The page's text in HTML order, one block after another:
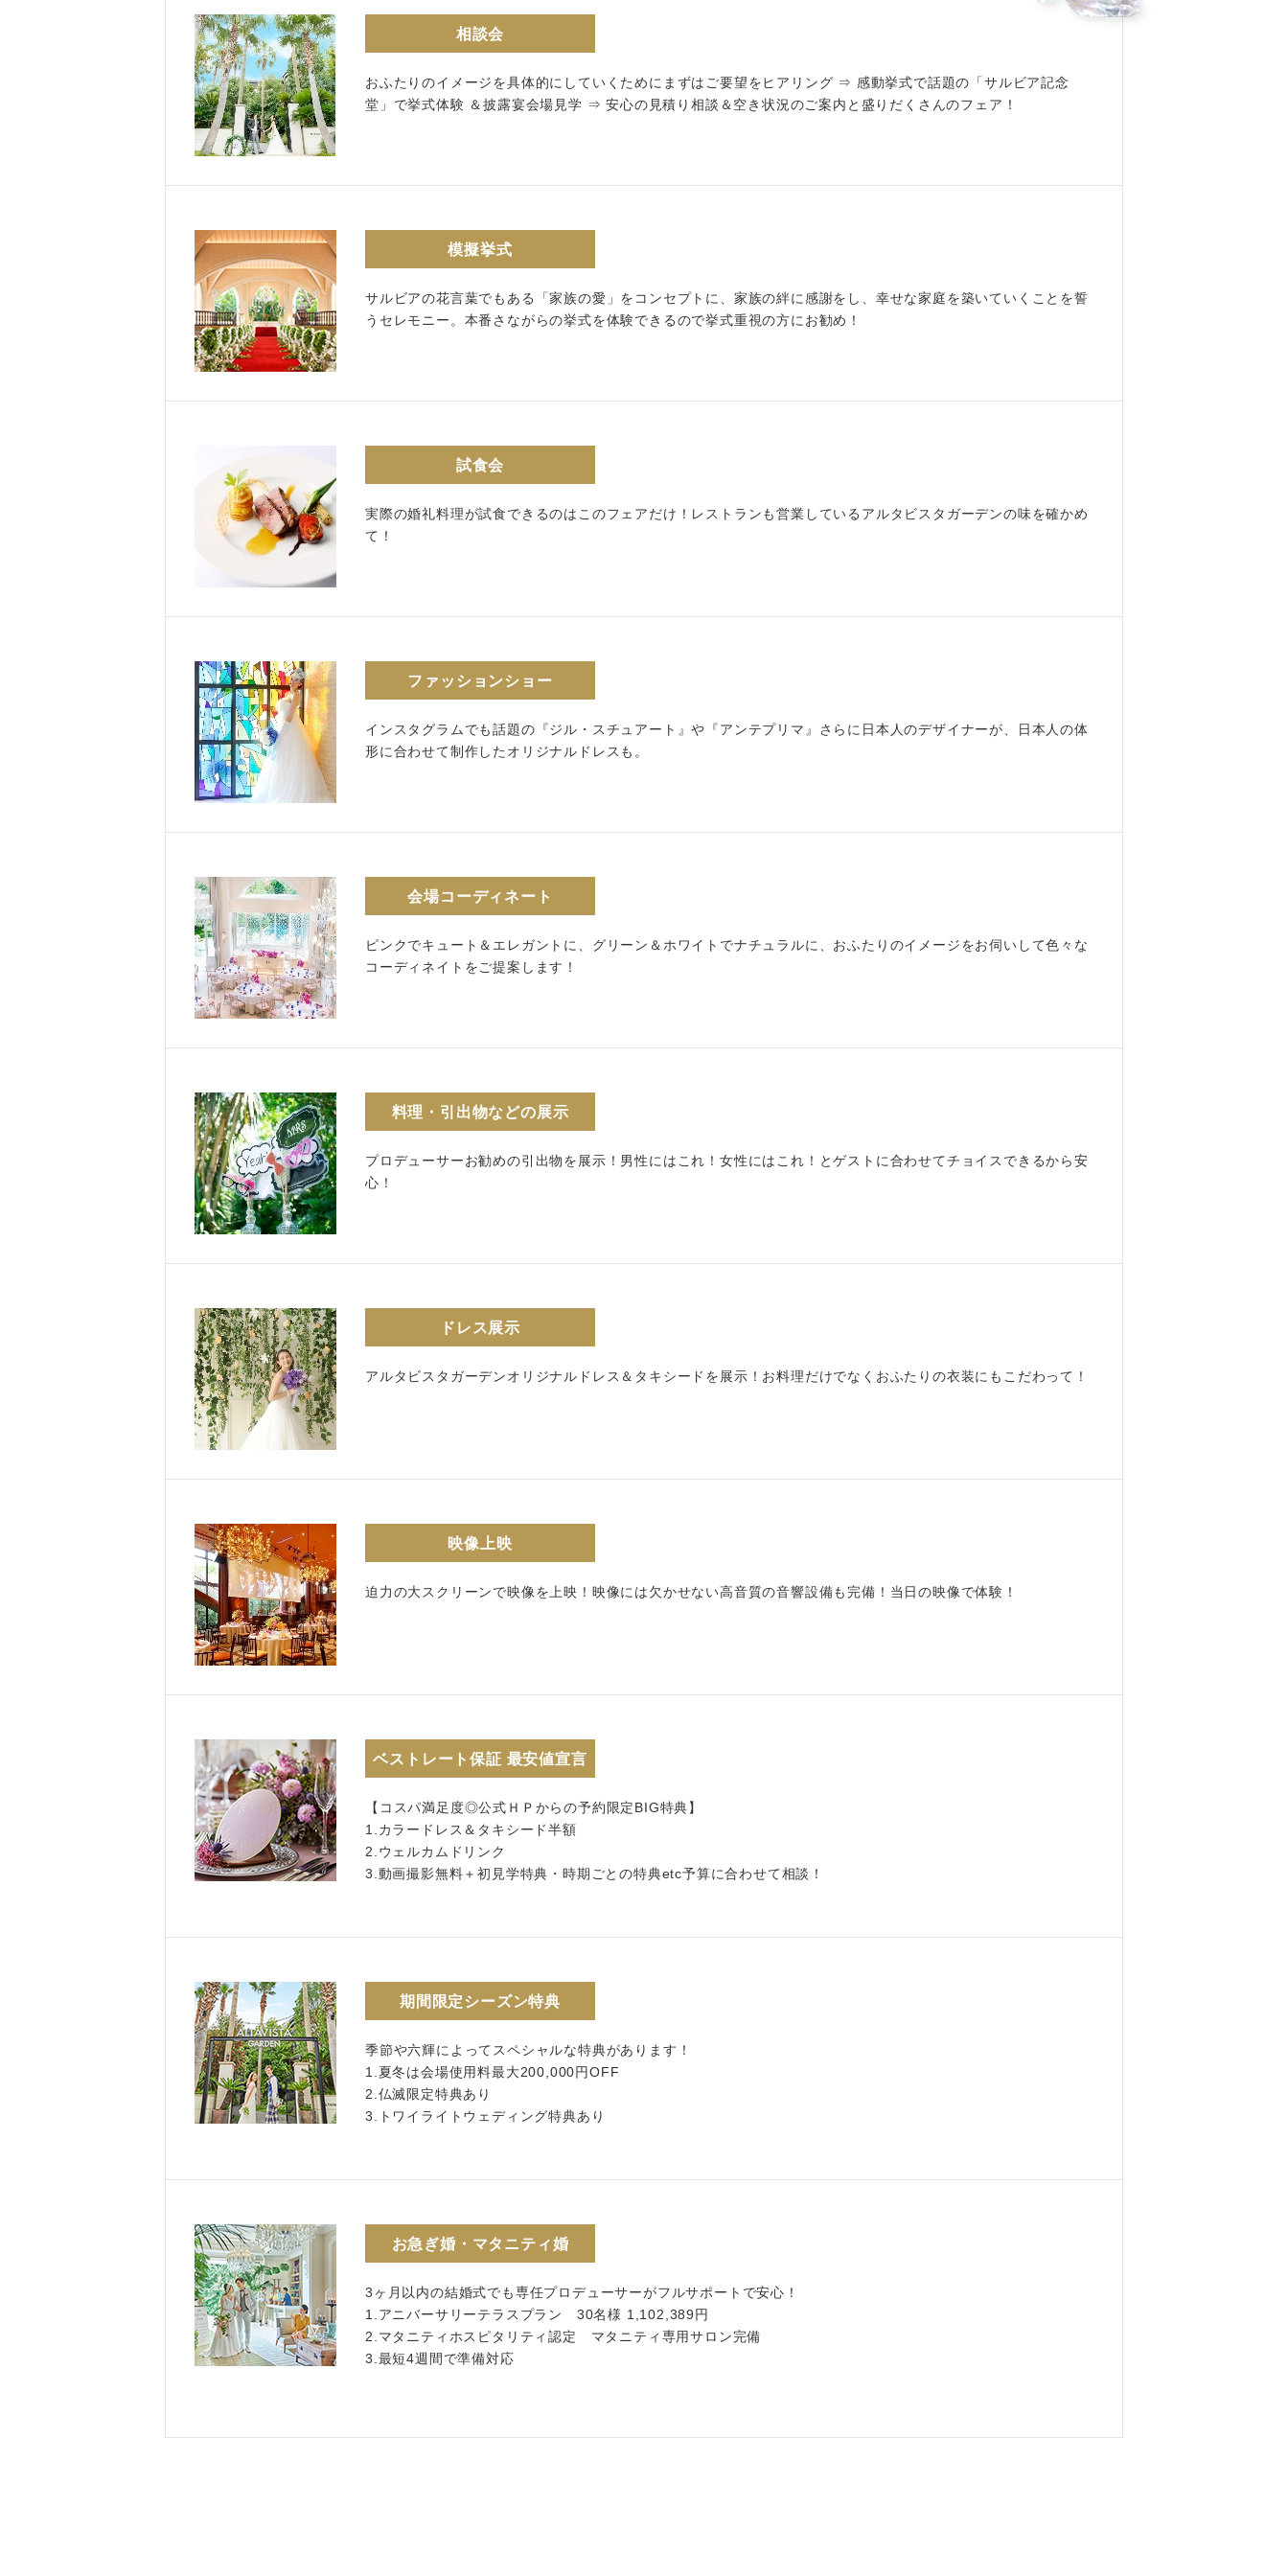
Facebook Wedding Restaurant Youtube
相談会
おふたりのイメージを具体的にしていくためにまずはご要望をヒアリング ⇒ 感動挙式で話題の「サルビア記念
堂」で挙式体験 ＆披露宴会場見学 ⇒ 安心の見積り相談＆空き状況のご案内と盛りだくさんのフェア！
模擬挙式
サルビアの花言葉でもある「家族の愛」をコンセプトに、家族の絆に感謝をし、幸せな家庭を築いていくことを誓
うセレモニー。本番さながらの挙式を体験できるので挙式重視の方にお勧め！
試食会
実際の婚礼料理が試食できるのはこのフェアだけ！レストランも営業しているアルタビスタガーデンの味を確かめ
て！
ファッションショー
インスタグラムでも話題の『ジル・スチュアート』や『アンテプリマ』さらに日本人のデザイナーが、日本人の体
形に合わせて制作したオリジナルドレスも。
会場コーディネート
ピンクでキュート＆エレガントに、グリーン＆ホワイトでナチュラルに、おふたりのイメージをお伺いして色々な
コーディネイトをご提案します！
料理・引出物などの展示
プロデューサーお勧めの引出物を展示！男性にはこれ！女性にはこれ！とゲストに合わせてチョイスできるから安
心！
ドレス展示
アルタビスタガーデンオリジナルドレス＆タキシードを展示！お料理だけでなくおふたりの衣装にもこだわって！
映像上映
迫力の大スクリーンで映像を上映！映像には欠かせない高音質の音響設備も完備！当日の映像で体験！
ベストレート保証 最安値宣言
【コスパ満足度◎公式ＨＰからの予約限定BIG特典】
1.カラードレス＆タキシード半額
2.ウェルカムドリンク
3.動画撮影無料＋初見学特典・時期ごとの特典etc予算に合わせて相談！
期間限定シーズン特典
季節や六輝によってスペシャルな特典があります！
1.夏冬は会場使用料最大200,000円OFF
2.仏滅限定特典あり
3.トワイライトウェディング特典あり
お急ぎ婚・マタニティ婚
3ヶ月以内の結婚式でも専任プロデューサーがフルサポートで安心！
1.アニバーサリーテラスプラン 30名様 1,102,389円
2.マタニティホスピタリティ認定 マタニティ専用サロン完備
3.最短4週間で準備対応